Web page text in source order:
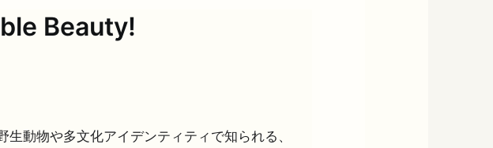
Beauty!
生動物や多文化アイデンティティで知られる、